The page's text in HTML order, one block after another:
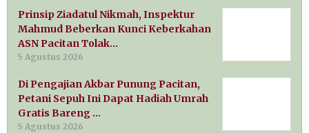
Prinsip Ziadatul Nikmah, Inspektur
Mahmud Beberkan Kunci Keberkahan
ASN Pacitan Tolak…
5 Agustus 2026
Di Pengajian Akbar Punung Pacitan,
Petani Sepuh Ini Dapat Hadiah Umrah
Gratis Bareng …
5 Agustus 2026